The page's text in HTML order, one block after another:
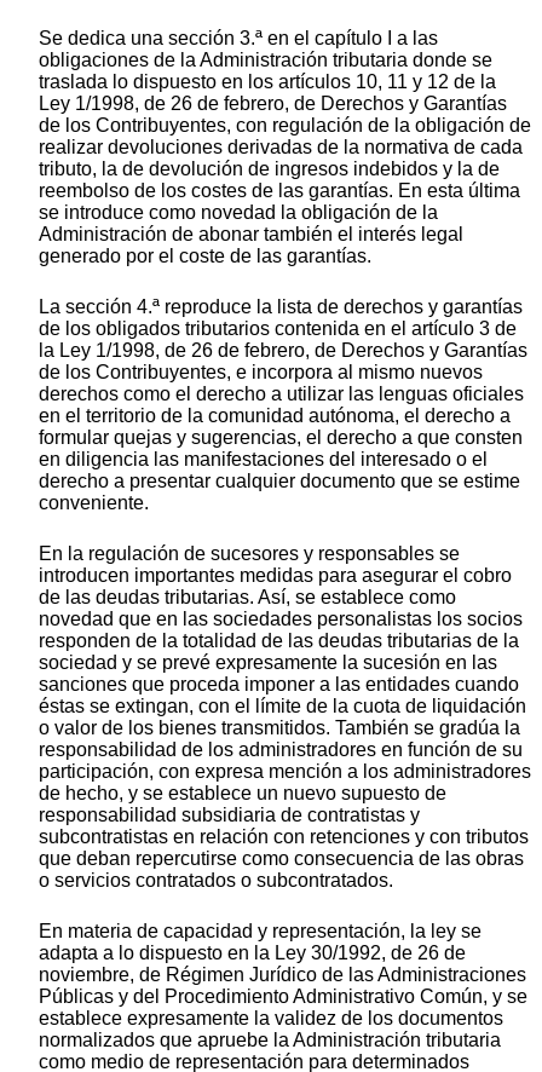
Se dedica una sección 3.ª en el capítulo I a las
obligaciones de la Administración tributaria donde se
traslada lo dispuesto en los artículos 10, 11 y 12 de la
Ley 1/1998, de 26 de febrero, de Derechos y Garantías
de los Contribuyentes, con regulación de la obligación de
realizar devoluciones derivadas de la normativa de cada
tributo, la de devolución de ingresos indebidos y la de
reembolso de los costes de las garantías. En esta última
se introduce como novedad la obligación de la
Administración de abonar también el interés legal
generado por el coste de las garantías.
La sección 4.ª reproduce la lista de derechos y garantías
de los obligados tributarios contenida en el artículo 3 de
la Ley 1/1998, de 26 de febrero, de Derechos y Garantías
de los Contribuyentes, e incorpora al mismo nuevos
derechos como el derecho a utilizar las lenguas oficiales
en el territorio de la comunidad autónoma, el derecho a
formular quejas y sugerencias, el derecho a que consten
en diligencia las manifestaciones del interesado o el
derecho a presentar cualquier documento que se estime
conveniente.
En la regulación de sucesores y responsables se
introducen importantes medidas para asegurar el cobro
de las deudas tributarias. Así, se establece como
novedad que en las sociedades personalistas los socios
responden de la totalidad de las deudas tributarias de la
sociedad y se prevé expresamente la sucesión en las
sanciones que proceda imponer a las entidades cuando
éstas se extingan, con el límite de la cuota de liquidación
o valor de los bienes transmitidos. También se gradúa la
responsabilidad de los administradores en función de su
participación, con expresa mención a los administradores
de hecho, y se establece un nuevo supuesto de
responsabilidad subsidiaria de contratistas y
subcontratistas en relación con retenciones y con tributos
que deban repercutirse como consecuencia de las obras
o servicios contratados o subcontratados.
En materia de capacidad y representación, la ley se
adapta a lo dispuesto en la Ley 30/1992, de 26 de
noviembre, de Régimen Jurídico de las Administraciones
Públicas y del Procedimiento Administrativo Común, y se
establece expresamente la validez de los documentos
normalizados que apruebe la Administración tributaria
como medio de representación para determinados